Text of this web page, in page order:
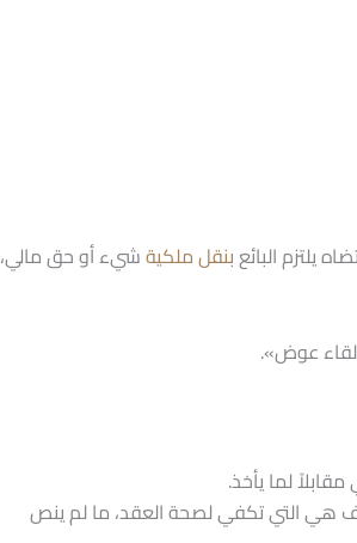
يلتزم البائعبنقل ملكيةشيء أو حق مالي،
لقاء عوض».
لما يأخذ.
هي التي تكفي لصحة العقد، ما لم ينص